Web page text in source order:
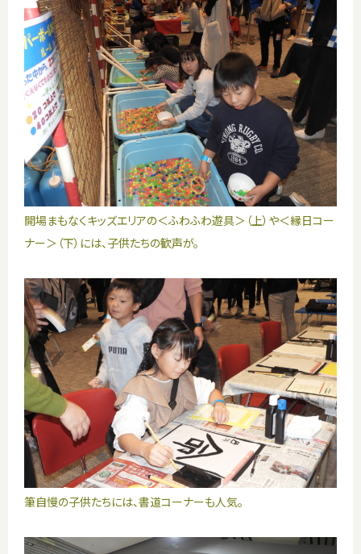
開場まもなくキッズエリアの＜ふわふわ遊具＞（上）や＜縁日コー
ナー＞（下）には、子供たちの歓声が。
筆自慢の子供たちには、書道コーナーも人気。